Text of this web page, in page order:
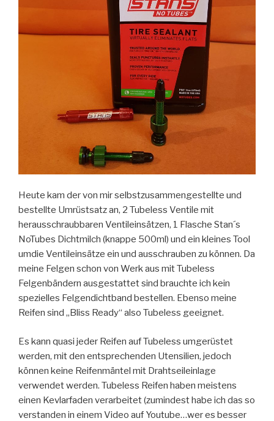
Heute kam der von mir selbstzusammengestellte und
bestellte Umrüstsatz an, 2 Tubeless Ventile mit
herausschraubbaren Ventileinsätzen, 1 Flasche Stan´s
NoTubes Dichtmilch (knappe 500ml) und ein kleines Tool
umdie Ventileinsätze ein und ausschrauben zu können. Da
meine Felgen schon von Werk aus mit Tubeless
Felgenbändern ausgestattet sind brauchte ich kein
spezielles Felgendichtband bestellen. Ebenso meine
Reifen sind „Bliss Ready“ also Tubeless geeignet.
Es kann quasi jeder Reifen auf Tubeless umgerüstet
werden, mit den entsprechenden Utensilien, jedoch
können keine Reifenmäntel mit Drahtseileinlage
verwendet werden. Tubeless Reifen haben meistens
einen Kevlarfaden verarbeitet (zumindest habe ich das so
verstanden in einem Video auf Youtube…wer es besser